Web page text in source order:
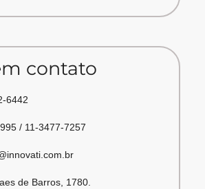
contato
6442
/ 11-3477-7257
de Barros, 1780.